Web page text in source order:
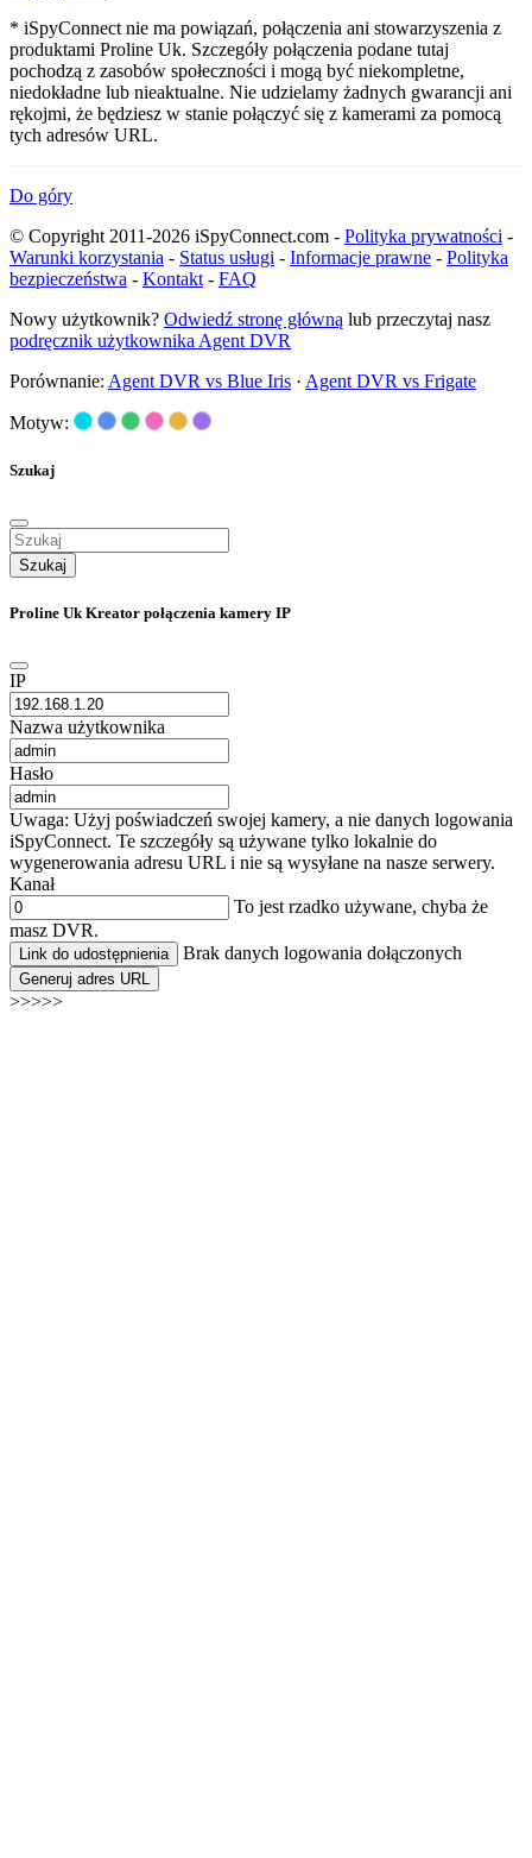
* iSpyConnect nie ma powiązań, połączenia ani stowarzyszenia z
produktami Proline Uk. Szczegóły połączenia podane tutaj
pochodzą z zasobów społeczności i mogą być niekompletne,
niedokładne lub nieaktualne. Nie udzielamy żadnych gwarancji ani
rękojmi, że będziesz w stanie połączyć się z kamerami za pomocą
tych adresów URL.
Do góry
© Copyright 2011-2026 iSpyConnect.com - Polityka prywatności -
Warunki korzystania - Status usługi - Informacje prawne - Polityka
bezpieczeństwa - Kontakt - FAQ
Nowy użytkownik? Odwiedź stronę główną lub przeczytaj nasz
podręcznik użytkownika Agent DVR
Porównanie: Agent DVR vs Blue Iris · Agent DVR vs Frigate
Motyw:
Szukaj
Szukaj
Proline Uk Kreator połączenia kamery IP
IP
Nazwa użytkownika
Hasło
Uwaga: Użyj poświadczeń swojej kamery, a nie danych logowania
iSpyConnect. Te szczegóły są używane tylko lokalnie do
wygenerowania adresu URL i nie są wysyłane na nasze serwery.
Kanał
To jest rzadko używane, chyba że
masz DVR.
Link do udostępnienia Brak danych logowania dołączonych
Generuj adres URL
>>>>>